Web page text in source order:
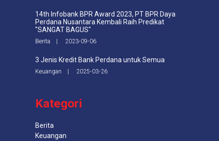
14th Infobank BPR Award 2023, PT BPR Daya
Perdana Nusantara Kembali Raih Predikat
"SANGAT BAGUS"
Berita | 2023-09-06
3 Jenis Kredit Bank Perdana untuk Semua
Keuangan | 2025-03-26
Kategori
Berita
Keuangan